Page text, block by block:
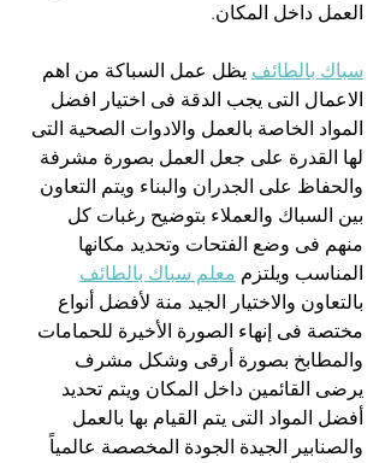
العمل داخل المكان.
سباك بالطائف يظل عمل السباكة من اهم
الاعمال التى يجب الدقة فى اختيار افضل
المواد الخاصة بالعمل والادوات الصحية التى
لها القدرة على جعل العمل بصورة مشرفة
والحفاظ على الجدران والبناء ويتم التعاون
بين السباك والعملاء بتوضيح رغبات كل
منهم فى وضع الفتحات وتحديد مكانها
المناسب ويلتزم معلم سباك بالطائف
بالتعاون والاختيار الجيد منة لأفضل أنواع
مختصة فى إنهاء الصورة الأخيرة للحمامات
والمطابخ بصورة أرقى وشكل مشرف
يرضى القائمين داخل المكان ويتم تحديد
أفضل المواد التى يتم القيام بها بالعمل
والصنابير الجيدة الجودة المخصصة عالمياً